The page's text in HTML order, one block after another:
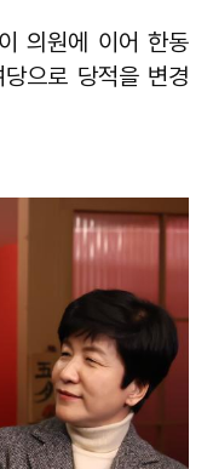
의원에 이어 한동
으로 당적을 변경